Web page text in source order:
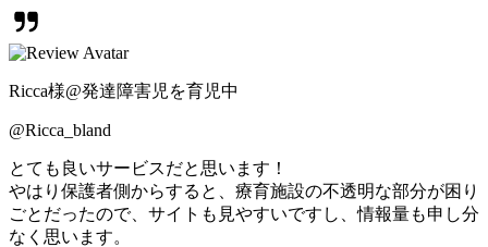
Ricca様@発達障害児を育児中
@Ricca_bland
とても良いサービスだと思います！
やはり保護者側からすると、療育施設の不透明な部分が困り
ごとだったので、サイトも見やすいですし、情報量も申し分
なく思います。